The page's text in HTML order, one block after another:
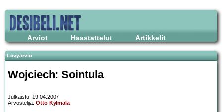
Arviot Haastattelut Artikkelit
Levyarvio
Wojciech: Sointula
Julkaistu: 19.04.2007
Arvostelija: Otto Kylmälä